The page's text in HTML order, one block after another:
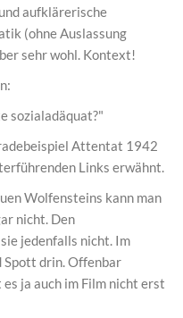
aufklärerische
(ohne Auslassung
sehr wohl. Kontext!
sozialadäquat?"
Attentat 1942
Links erwähnt.
Wolfensteins kann man
nicht. Den
jedenfalls nicht. Im
Spott drin. Offenbar
ja auch im Film nicht erst